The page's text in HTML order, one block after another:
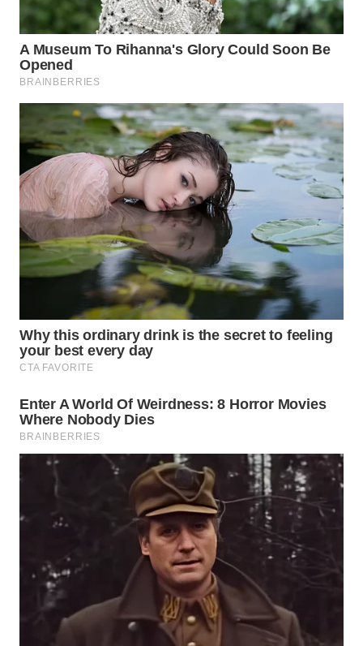
WN
KUNINGAN
WN
MAJALENGKA
WN
SUBANG
WN
SUKABUMI
WN
PURWAKARTA
TIMUR
SEMARANG
SOLO
BOROBUDUR
WN
MADURA
WN